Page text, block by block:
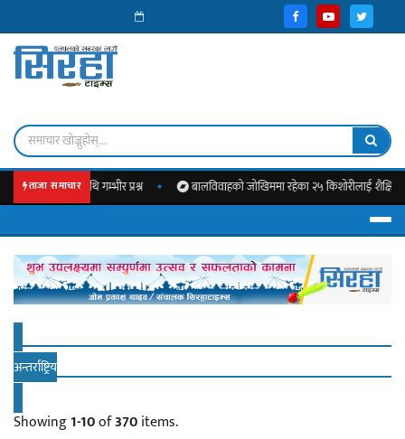
ताजा समाचार
सरकारमाथि गम्भीर प्रश्न बालविवाहको जोखिममा रहेका २५ किशोरीलाई शैक्षिक सामग्री
अन्तर्राष्ट्रिय
Showing1-10of370items.